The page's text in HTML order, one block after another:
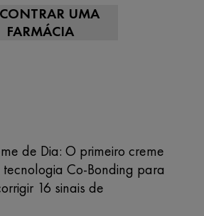
UMA
FARMÁCIA
de Dia: O primeiro creme
Co-Bonding para
16 sinais de